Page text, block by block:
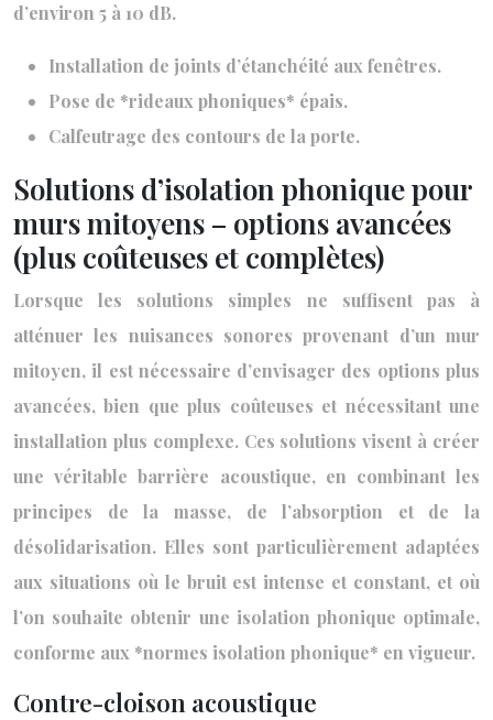
d’environ 5 à 10 dB.
Installation de joints d’étanchéité aux fenêtres.
Pose de *rideaux phoniques* épais.
Calfeutrage des contours de la porte.
Solutions d’isolation phonique pour
murs mitoyens – options avancées
(plus coûteuses et complètes)
Lorsque les solutions simples ne suffisent pas à
atténuer les nuisances sonores provenant d’un mur
mitoyen, il est nécessaire d’envisager des options plus
avancées, bien que plus coûteuses et nécessitant une
installation plus complexe. Ces solutions visent à créer
une véritable barrière acoustique, en combinant les
principes de la masse, de l’absorption et de la
désolidarisation. Elles sont particulièrement adaptées
aux situations où le bruit est intense et constant, et où
l’on souhaite obtenir une isolation phonique optimale,
conforme aux *normes isolation phonique* en vigueur.
Contre-cloison acoustique